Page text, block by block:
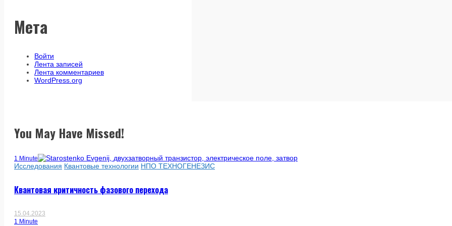
Мета
Войти
Лента записей
Лента комментариев
WordPress.org
You May Have Missed!
1 Minute
Исследования Квантовые технологии НПО ТЕХНОГЕНЕЗИС
Квантовая критичность фазового перехода
15.04.2023
1 Minute